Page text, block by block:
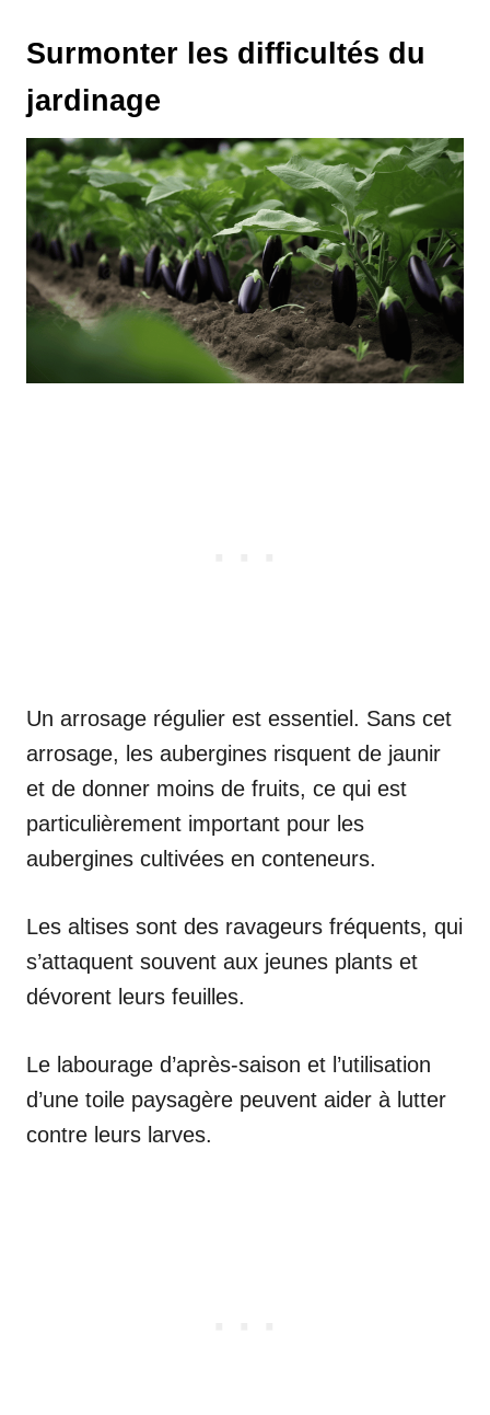
Surmonter les difficultés du
jardinage
Un arrosage régulier est essentiel. Sans cet
arrosage, les aubergines risquent de jaunir
et de donner moins de fruits, ce qui est
particulièrement important pour les
aubergines cultivées en conteneurs.
Les altises sont des ravageurs fréquents, qui
s’attaquent souvent aux jeunes plants et
dévorent leurs feuilles.
Le labourage d’après-saison et l’utilisation
d’une toile paysagère peuvent aider à lutter
contre leurs larves.